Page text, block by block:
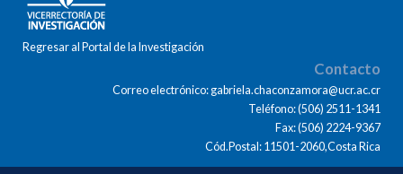
Regresar al Portal de la Investigación
Contacto
Correo electrónico: gabriela.chaconzamora@ucr.ac.cr
Teléfono: (506) 2511-1341
Fax: (506) 2224-9367
Cód.Postal: 11501-2060,Costa Rica